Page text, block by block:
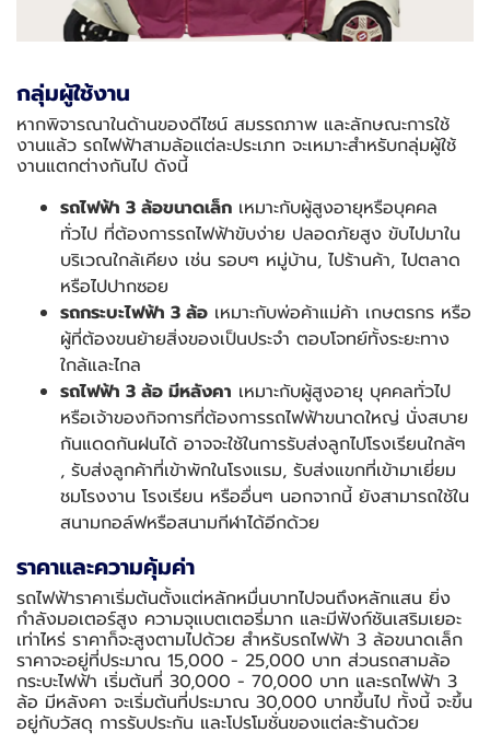
กลุ่มผู้ใช้งาน
หากพิจารณาในด้านของดีไซน์ สมรรถภาพ และลักษณะการใช้
งานแล้ว รถไฟฟ้าสามล้อแต่ละประเภท จะเหมาะสำหรับกลุ่มผู้ใช้
งานแตกต่างกันไป ดังนี้
รถไฟฟ้า 3 ล้อขนาดเล็ก เหมาะกับผู้สูงอายุหรือบุคคล
ทั่วไป ที่ต้องการรถไฟฟ้าขับง่าย ปลอดภัยสูง ขับไปมาใน
บริเวณใกล้เคียง เช่น รอบๆ หมู่บ้าน, ไปร้านค้า, ไปตลาด
หรือไปปากซอย
รถกระบะไฟฟ้า 3 ล้อ เหมาะกับพ่อค้าแม่ค้า เกษตรกร หรือ
ผู้ที่ต้องขนย้ายสิ่งของเป็นประจำ ตอบโจทย์ทั้งระยะทาง
ใกล้และไกล
รถไฟฟ้า 3 ล้อ มีหลังคา เหมาะกับผู้สูงอายุ บุคคลทั่วไป
หรือเจ้าของกิจการที่ต้องการรถไฟฟ้าขนาดใหญ่ นั่งสบาย
กันแดดกันฝนได้ อาจจะใช้ในการรับส่งลูกไปโรงเรียนใกล้ๆ
, รับส่งลูกค้าที่เข้าพักในโรงแรม, รับส่งแขกที่เข้ามาเยี่ยม
ชมโรงงาน โรงเรียน หรืออื่นๆ นอกจากนี้ ยังสามารถใช้ใน
สนามกอล์ฟหรือสนามกีฬาได้อีกด้วย
ราคาและความคุ้มค่า
รถไฟฟ้าราคาเริ่มต้นตั้งแต่หลักหมื่นบาทไปจนถึงหลักแสน ยิ่ง
กำลังมอเตอร์สูง ความจุแบตเตอรี่มาก และมีฟังก์ชันเสริมเยอะ
เท่าไหร่ ราคาก็จะสูงตามไปด้วย สำหรับรถไฟฟ้า 3 ล้อขนาดเล็ก
ราคาจะอยู่ที่ประมาณ 15,000 - 25,000 บาท ส่วนรถสามล้อ
กระบะไฟฟ้า เริ่มต้นที่ 30,000 - 70,000 บาท และรถไฟฟ้า 3
ล้อ มีหลังคา จะเริ่มต้นที่ประมาณ 30,000 บาทขึ้นไป ทั้งนี้ จะขึ้น
อยู่กับวัสดุ การรับประกัน และโปรโมชั่นของแต่ละร้านด้วย